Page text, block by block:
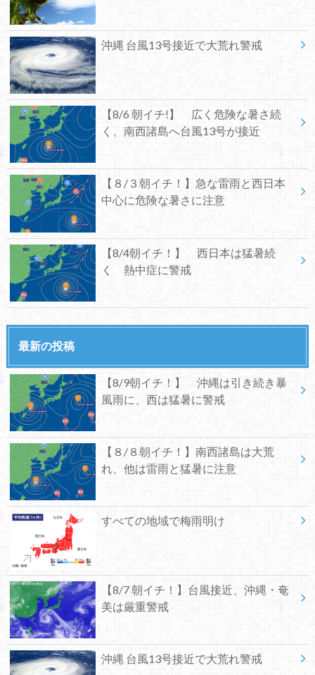
沖縄 台風13号接近で大荒れ警戒
【8/6 朝イチ!】 広く危険な暑さ続
く、南西諸島へ台風13号が接近
【８/３朝イチ！】急な雷雨と西日本
中心に危険な暑さに注意
【8/4朝イチ！】 西日本は猛暑続
く 熱中症に警戒
最新の投稿
【8/9朝イチ！】 沖縄は引き続き暴
風雨に、西は猛暑に警戒
【８/８朝イチ！】南西諸島は大荒
れ、他は雷雨と猛暑に注意
すべての地域で梅雨明け
【8/7 朝イチ！】台風接近、沖縄・奄
美は厳重警戒
沖縄 台風13号接近で大荒れ警戒